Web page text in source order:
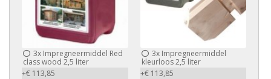
3x Impregneermiddel Red
class wood 2,5 liter
+€ 113,85
3xImpregneermiddel
kleurloos 2,5 liter
+€ 113,85